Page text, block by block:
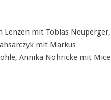
Lenzen mit Tobias Neuperger,
mit Markus
Annika Nöhricke mit Mice